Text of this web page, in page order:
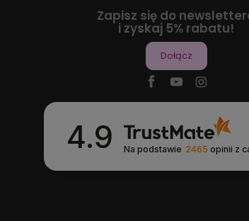
Zapisz się do
i zyskaj 5% rabatu!
Dołącz
4.9 Na podstawie 2465 opinii z